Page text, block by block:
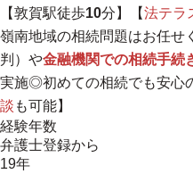
【敦賀駅徒歩10分】【法テラ
嶺南地域の相続問題はお任せ
判）や金融機関での相続手続
実施◎初めての相続でも安心
談 も可能】
経験年数
弁護士登録から
19年